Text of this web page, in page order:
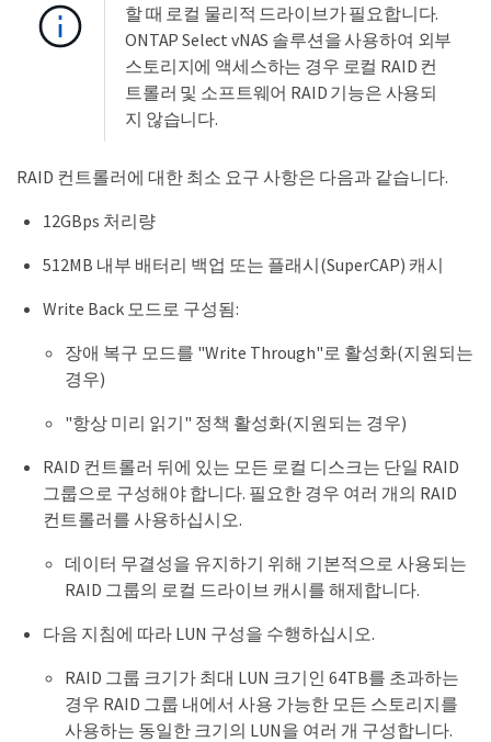
할 때 로컬 물리적 드라이브가 필요합니다.
ONTAP Select vNAS 솔루션을 사용하여 외부
스토리지에 액세스하는 경우 로컬 RAID 컨
트롤러 및 소프트웨어 RAID 기능은 사용되
지 않습니다.
RAID 컨트롤러에 대한 최소 요구 사항은 다음과 같습니다.
12GBps 처리량
512MB 내부 배터리 백업 또는 플래시(SuperCAP) 캐시
Write Back 모드로 구성됨:
장애 복구 모드를 "Write Through"로 활성화(지원되는
경우)
"항상 미리 읽기" 정책 활성화(지원되는 경우)
RAID 컨트롤러 뒤에 있는 모든 로컬 디스크는 단일 RAID
그룹으로 구성해야 합니다. 필요한 경우 여러 개의 RAID
컨트롤러를 사용하십시오.
데이터 무결성을 유지하기 위해 기본적으로 사용되는
RAID 그룹의 로컬 드라이브 캐시를 해제합니다.
다음 지침에 따라 LUN 구성을 수행하십시오.
RAID 그룹 크기가 최대 LUN 크기인 64TB를 초과하는
경우 RAID 그룹 내에서 사용 가능한 모든 스토리지를
사용하는 동일한 크기의 LUN을 여러 개 구성합니다.